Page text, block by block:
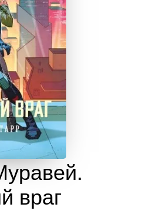
враг